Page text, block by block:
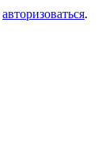
авторизоваться.